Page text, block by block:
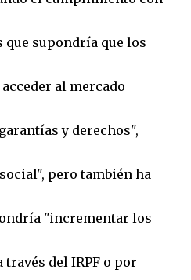
que supondría que los
al mercado
y derechos",
pero también ha
"incrementar los
del IRPF o por